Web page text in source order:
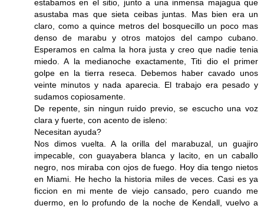
estabamos en el sitio, junto a una inmensa majagua que
asustaba mas que sieta ceibas juntas. Mas bien era un
claro, como a quince metros del bosquecillo un poco mas
denso de marabu y otros matojos del campo cubano.
Esperamos en calma la hora justa y creo que nadie tenia
miedo. A la medianoche exactamente, Titi dio el primer
golpe en la tierra reseca. Debemos haber cavado unos
veinte minutos y nada aparecia. El trabajo era pesado y
sudamos copiosamente.
De repente, sin ningun ruido previo, se escucho una voz
clara y fuerte, con acento de isleno:
Necesitan ayuda?
Nos dimos vuelta. A la orilla del marabuzal, un guajiro
impecable, con guayabera blanca y lacito, en un caballo
negro, nos miraba con ojos de fuego. Hoy dia tengo nietos
en Miami. He hecho la historia miles de veces. Casi es ya
ficcion en mi mente de viejo cansado, pero cuando me
duermo, en lo profundo de la noche de Kendall, vuelvo a